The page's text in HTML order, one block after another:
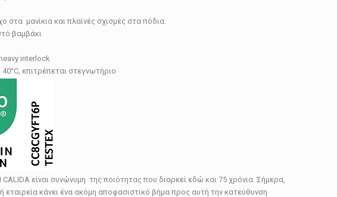
127.62€.
στα μανίκια και πλαϊνές σχισμές στα πόδια.
βαμβάκι
interlock
επιτρέπεται στεγνωτήριο
CALIDA είναι συνώνυμη της ποιότητας που διαρκεί εδώ και 75 χρόνια. Σήμερα,
εταιρεία κάνει ένα ακόμη αποφασιστικό βήμα προς αυτή την κατεύθυνση